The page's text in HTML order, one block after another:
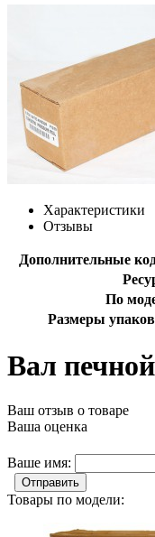
Характеристики
Отзывы
Дополнительные
По
Размеры
Вал
Ваш отзыв о товаре
Ваша оценка
Ваше имя:
Отправить
Товары по модели: